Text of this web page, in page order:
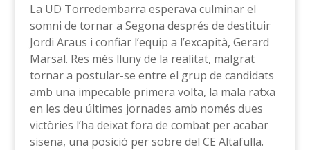
La UD Torredembarra esperava culminar el
somni de tornar a Segona després de destituir
Jordi Araus i confiar l’equip a l’excapità, Gerard
Marsal. Res més lluny de la realitat, malgrat
tornar a postular-se entre el grup de candidats
amb una impecable primera volta, la mala ratxa
en les deu últimes jornades amb només dues
victòries l’ha deixat fora de combat per acabar
sisena, una posició per sobre del CE Altafulla.